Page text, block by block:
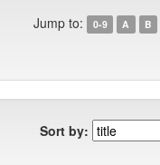
Jump to: 0-9 A B
Sort by: